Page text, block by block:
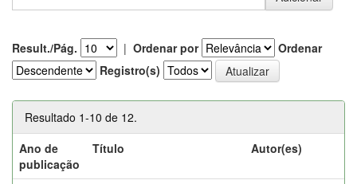
Result./Pág. | Ordenar por
Ordenar
Registro(s)
Resultado 1-10 de 12.
Ano de
publicação
Título Autor(es)